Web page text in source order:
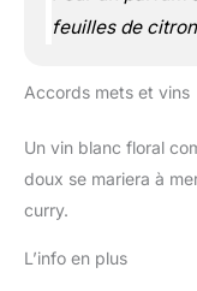
feuilles de
Accords mets et vins
Un vin blanc floral
doux se mariera à
curry.
L’info en plus